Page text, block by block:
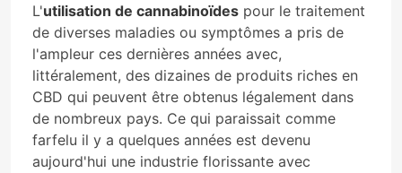
L'utilisation de cannabinoïdes pour le traitement
de diverses maladies ou symptômes a pris de
l'ampleur ces dernières années avec,
littéralement, des dizaines de produits riches en
CBD qui peuvent être obtenus légalement dans
de nombreux pays. Ce qui paraissait comme
farfelu il y a quelques années est devenu
aujourd'hui une industrie florissante avec